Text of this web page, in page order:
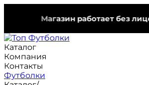
Магазин работает без
Каталог
Компания
Контакты
Футболки